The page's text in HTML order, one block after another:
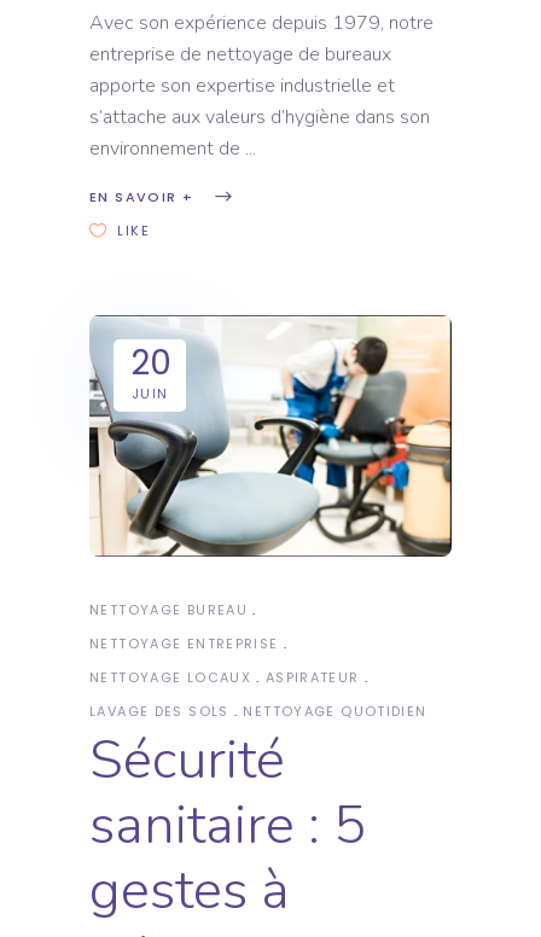
Avec son expérience depuis 1979, notre
entreprise de nettoyage de bureaux
apporte son expertise industrielle et
s’attache aux valeurs d’hygiène dans son
environnement de
EN SAVOIR +
LIKE
20
JUIN
NETTOYAGE BUREAU
NETTOYAGE ENTREPRISE
NETTOYAGE LOCAUX
ASPIRATEUR
LAVAGE DES SOLS
NETTOYAGE QUOTIDIEN
Sécurité
sanitaire : 5
gestes à